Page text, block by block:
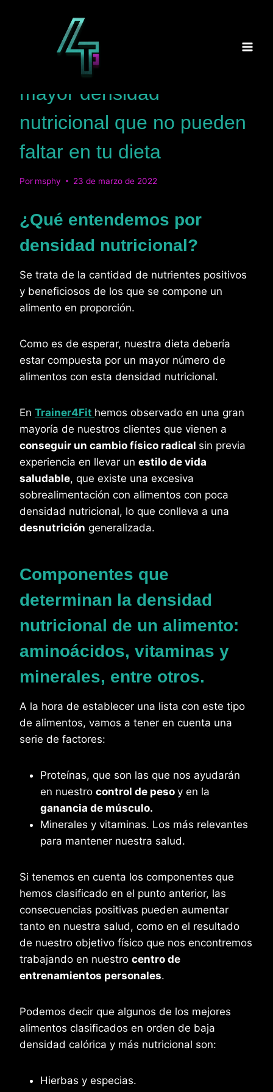
Lista de alimentos con
mayor densidad
nutricional que no pueden
faltar en tu dieta
Por msphy 23 de marzo de 2022
¿Qué entendemos por
densidad nutricional?
Se trata de la cantidad de nutrientes positivos
y beneficiosos de los que se compone un
alimento en proporción.
Como es de esperar, nuestra dieta debería
estar compuesta por un mayor número de
alimentos con esta densidad nutricional.
En Trainer4Fit hemos observado en una gran
mayoría de nuestros clientes que vienen a
conseguir un cambio físico radical sin previa
experiencia en llevar un estilo de vida
saludable, que existe una excesiva
sobrealimentación con alimentos con poca
densidad nutricional, lo que conlleva a una
desnutrición generalizada.
Componentes que
determinan la densidad
nutricional de un alimento:
aminoácidos, vitaminas y
minerales, entre otros.
A la hora de establecer una lista con este tipo
de alimentos, vamos a tener en cuenta una
serie de factores:
Proteínas, que son las que nos ayudarán
en nuestro control de peso y en la
ganancia de músculo.
Minerales y vitaminas. Los más relevantes
para mantener nuestra salud.
Si tenemos en cuenta los componentes que
hemos clasificado en el punto anterior, las
consecuencias positivas pueden aumentar
tanto en nuestra salud, como en el resultado
de nuestro objetivo físico que nos encontremos
trabajando en nuestro centro de
entrenamientos personales.
Podemos decir que algunos de los mejores
alimentos clasificados en orden de baja
densidad calórica y más nutricional son:
Hierbas y especias.